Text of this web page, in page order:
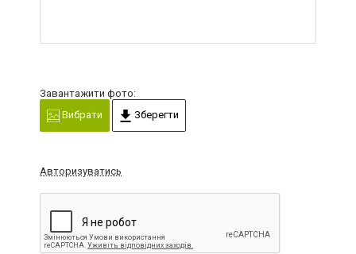
Завантажити фото:
Вибрати
Зберегти
Авторизуватись